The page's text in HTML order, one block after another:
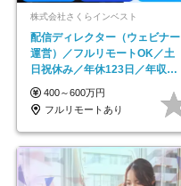
株式会社さくらインベスト
配信ディレクター（ウェビナー
運営）／フルリモートOK／土
日祝休み／年休123日／年収
600万円可
400～600万円
フルリモートあり